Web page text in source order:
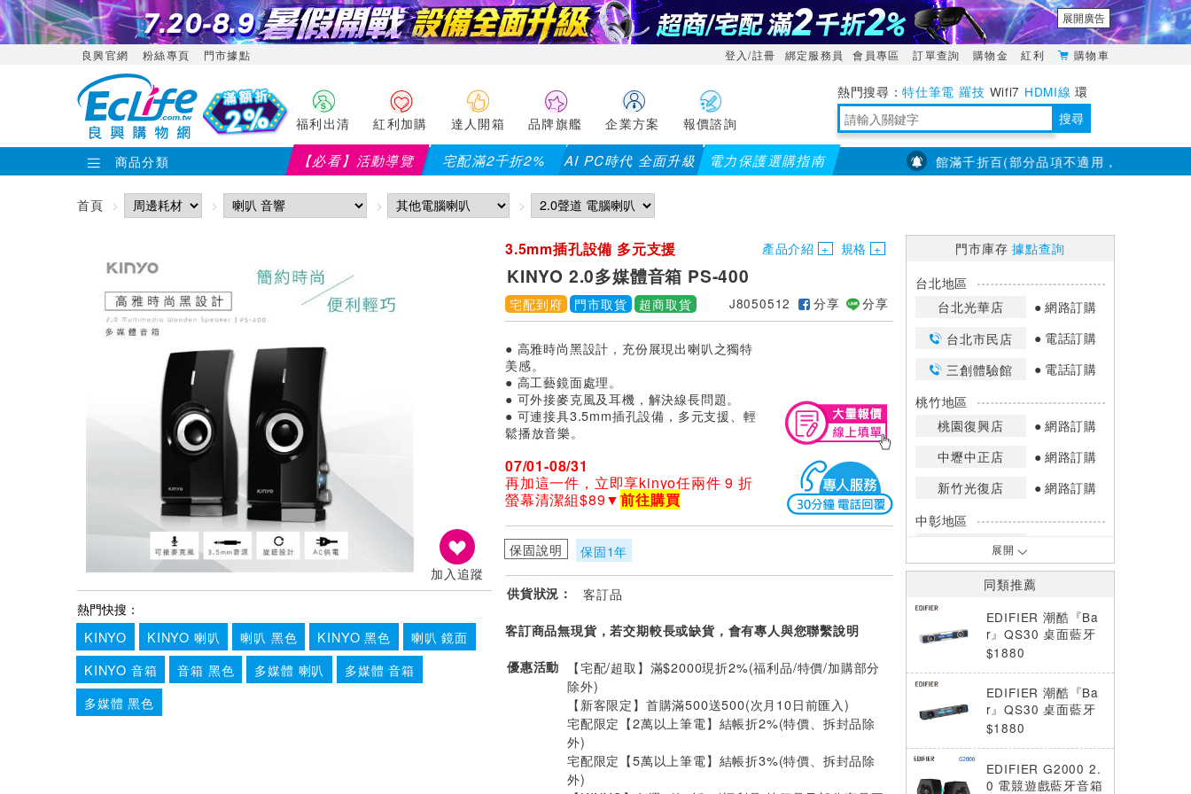
展開廣告
良興官網 粉絲專頁 門市據點 登入/註冊 綁定服務員 會員專區 訂單查詢 購物金 紅利 購物車
福利出清 紅利加購 達人開箱 品牌旗艦 企業方案 報價諮詢
特仕筆電 羅技 Wifi7 HDMI線 環
境量測 明緯POWER 搜尋
商品分類 【必看】活動導覽 宅配滿2千折2% AI PC時代 全面升級 電力保護選購指南【PX大通】全館滿千折百(部分品項不適用，滿2千折200...)
首頁
加入追蹤
熱門快搜：
KINYO
KINYO 喇叭 喇叭 黑色 KINYO 黑色
喇叭 鏡面
KINYO 音箱
音箱 黑色 多媒體 喇叭
多媒體 音箱
多媒體 黑色
3.5mm插孔設備 多元支援 產品介紹 規格
KINYO 2.0多媒體音箱 PS-400
宅配到府 門市取貨 超商取貨 J8050512 分享 分享
● 高雅時尚黑設計，充份展現出喇叭之獨特
美感。
● 高工藝鏡面處理。
● 可外接麥克風及耳機，解決線長問題。
● 可連接具3.5mm插孔設備，多元支援、輕
鬆播放音樂。
07/01-08/31
再加這一件，立即享kinyo任兩件 9 折
螢幕清潔組$89▼前往購買
保固說明 保固1年
供貨狀況： 客訂品
客訂商品無現貨，若交期較長或缺貨，會有專人與您聯繫說明
優惠活動
【宅配/超取】滿$2000現折2%(福利品/特價/加購部分
除外)
【新客限定】首購滿500送500(次月10日前匯入)
宅配限定【2萬以上筆電】結帳折2%(特價、拆封品除
外)
宅配限定【5萬以上筆電】結帳折3%(特價、拆封品除
外)
門市庫存據點查詢
台北地區
台北光華店
網路訂購
台北市民店
電話訂購
三創體驗館
電話訂購
桃竹地區
桃園復興店
網路訂購
中壢中正店
網路訂購
新竹光復店
網路訂購
中彰地區
台中英才店
嘉南地區
高雄鳳山店
網路訂購
(1~2)、現貨充足(3以上)。
*門市庫存以店內實際數量為準，可使
用專人服務或撥打門市電話洽詢。
展開
同類推薦
EDIFIER 潮酷『Ba
r』QS30 桌面藍牙
聲霸 破曉白
$1880
EDIFIER 潮酷『Ba
r』QS30 桌面藍牙
聲霸 破界黑
$1880
EDIFIER G2000 2.
0 電競遊戲藍牙音箱